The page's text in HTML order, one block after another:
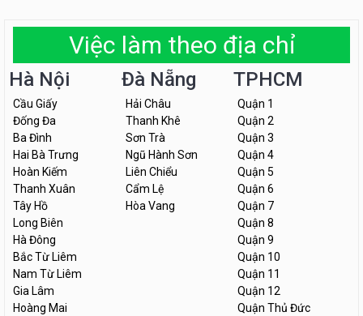
Việc làm theo địa chỉ
Hà Nội
Cầu Giấy
Đống Đa
Ba Đình
Hai Bà Trưng
Hoàn Kiếm
Thanh Xuân
Tây Hồ
Long Biên
Hà Đông
Bắc Từ Liêm
Nam Từ Liêm
Gia Lâm
Hoàng Mai
Đà Nẵng
Hải Châu
Thanh Khê
Sơn Trà
Ngũ Hành Sơn
Liên Chiểu
Cẩm Lệ
Hòa Vang
TPHCM
Quận 1
Quận 2
Quận 3
Quận 4
Quận 5
Quận 6
Quận 7
Quận 8
Quận 9
Quận 10
Quận 11
Quận 12
Quận Thủ Đức